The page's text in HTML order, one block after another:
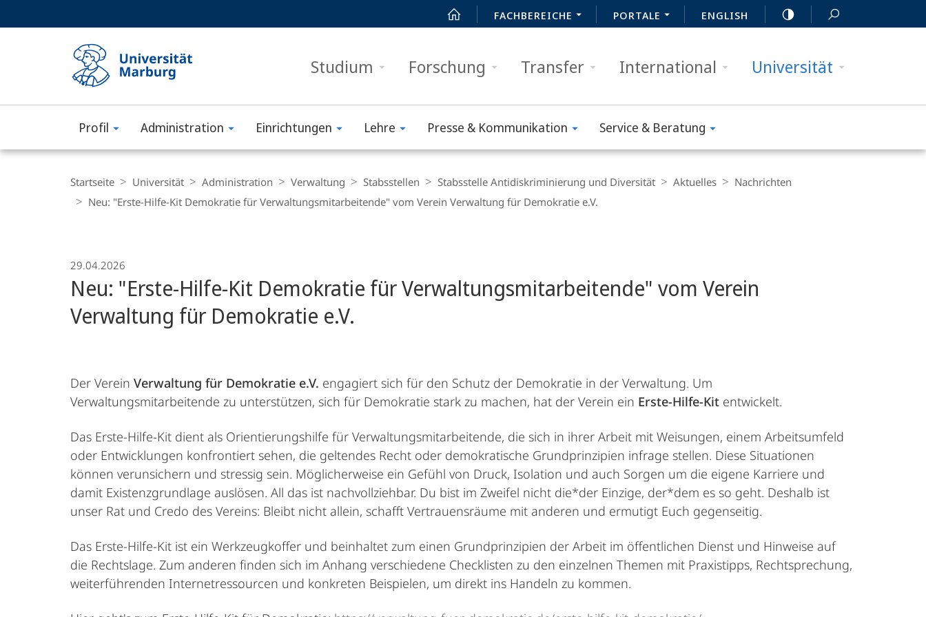
FACHBEREICHE PORTALE ENGLISH
Studium Forschung Transfer International Universität
Philipps-
Universität
Marburg
Profil Administration Einrichtungen Lehre Presse & Kommunikation Service & Beratung
Navigation
Startseite Universität Administration Verwaltung Stabsstellen Stabsstelle Antidiskriminierung und Diversität Aktuelles
Nachrichten
Neu: "Erste-Hilfe-Kit Demokratie für Verwaltungsmitarbeitende" vom Verein Verwaltung für Demokratie e.V.
29.04.2026
Neu: "Erste-Hilfe-Kit Demokratie für Verwaltungsmitarbeitende" vom Verein
Verwaltung für Demokratie e.V.
Der Verein Verwaltung für Demokratie e.V. engagiert sich für den Schutz der Demokratie in der Verwaltung. Um
Verwaltungsmitarbeitende zu unterstützen, sich für Demokratie stark zu machen, hat der Verein ein Erste-Hilfe-Kit entwickelt.
Das Erste-Hilfe-Kit dient als Orientierungshilfe für Verwaltungsmitarbeitende, die sich in ihrer Arbeit mit Weisungen, einem Arbeitsumfeld
oder Entwicklungen konfrontiert sehen, die geltendes Recht oder demokratische Grundprinzipien infrage stellen. Diese Situationen
können verunsichern und stressig sein. Möglicherweise ein Gefühl von Druck, Isolation und auch Sorgen um die eigene Karriere und
damit Existenzgrundlage auslösen. All das ist nachvollziehbar. Du bist im Zweifel nicht die*der Einzige, der*dem es so geht. Deshalb ist
unser Rat und Credo des Vereins: Bleibt nicht allein, schafft Vertrauensräume mit anderen und ermutigt Euch gegenseitig.
Das Erste-Hilfe-Kit ist ein Werkzeugkoffer und beinhaltet zum einen Grundprinzipien der Arbeit im öffentlichen Dienst und Hinweise auf
die Rechtslage. Zum anderen finden sich im Anhang verschiedene Checklisten zu den einzelnen Themen mit Praxistipps, Rechtsprechung,
weiterführenden Internetressourcen und konkreten Beispielen, um direkt ins Handeln zu kommen.